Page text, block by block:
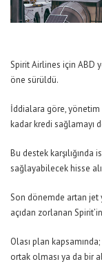
Spirit Airlines için ABD
öne sürüldü.
İddialara göre,
kadar kredi sağlamayı
Bu destek
sağlayabilecek hisse
Son dönemde artan jet
açıdan zorlanan
Olası plan
ortak olması ya da bir